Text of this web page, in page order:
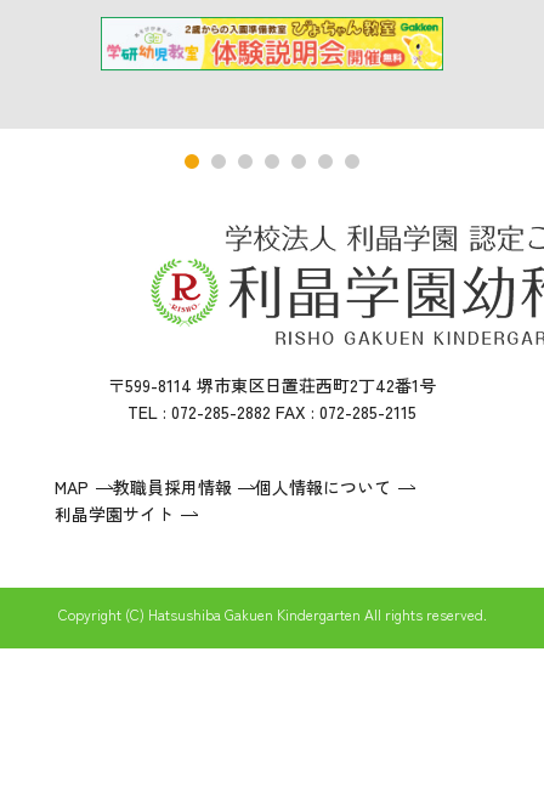
〒599-8114 堺市東区日置荘西町2丁42番1号
TEL : 072-285-2882 FAX : 072-285-2115
MAP 教職員採用情報
個人情報について
利晶学園サイト
Copyright (C) Hatsushiba Gakuen Kindergarten All rights reserved.